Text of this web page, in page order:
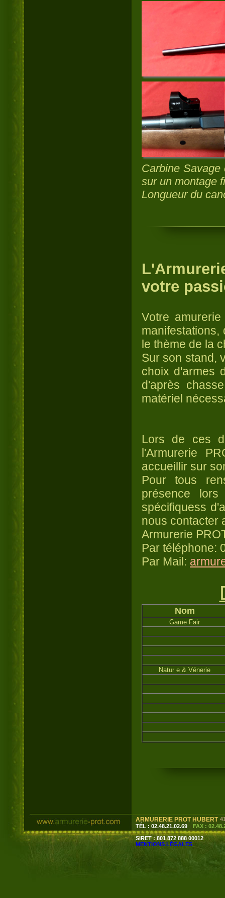
Carbine Savage
sur un montage
Longueur du
votre
Votre
le thème de la
Sur son stand,
choix d'armes
d'après
matériel
Lors de ces
l'Armurerie
accueillir sur
Pour tous
présence
spécifiquess
nous contacter
Armurerie
Par téléphone:
Par Mail:
Nom
Game Fair
Natur e & Vénerie
ARMURERIE PROT HUBERT
TÉL : 02.48.21.02.69 FAX :
SIRET : 801 872 888 00012
MENTIONS LÉGALES